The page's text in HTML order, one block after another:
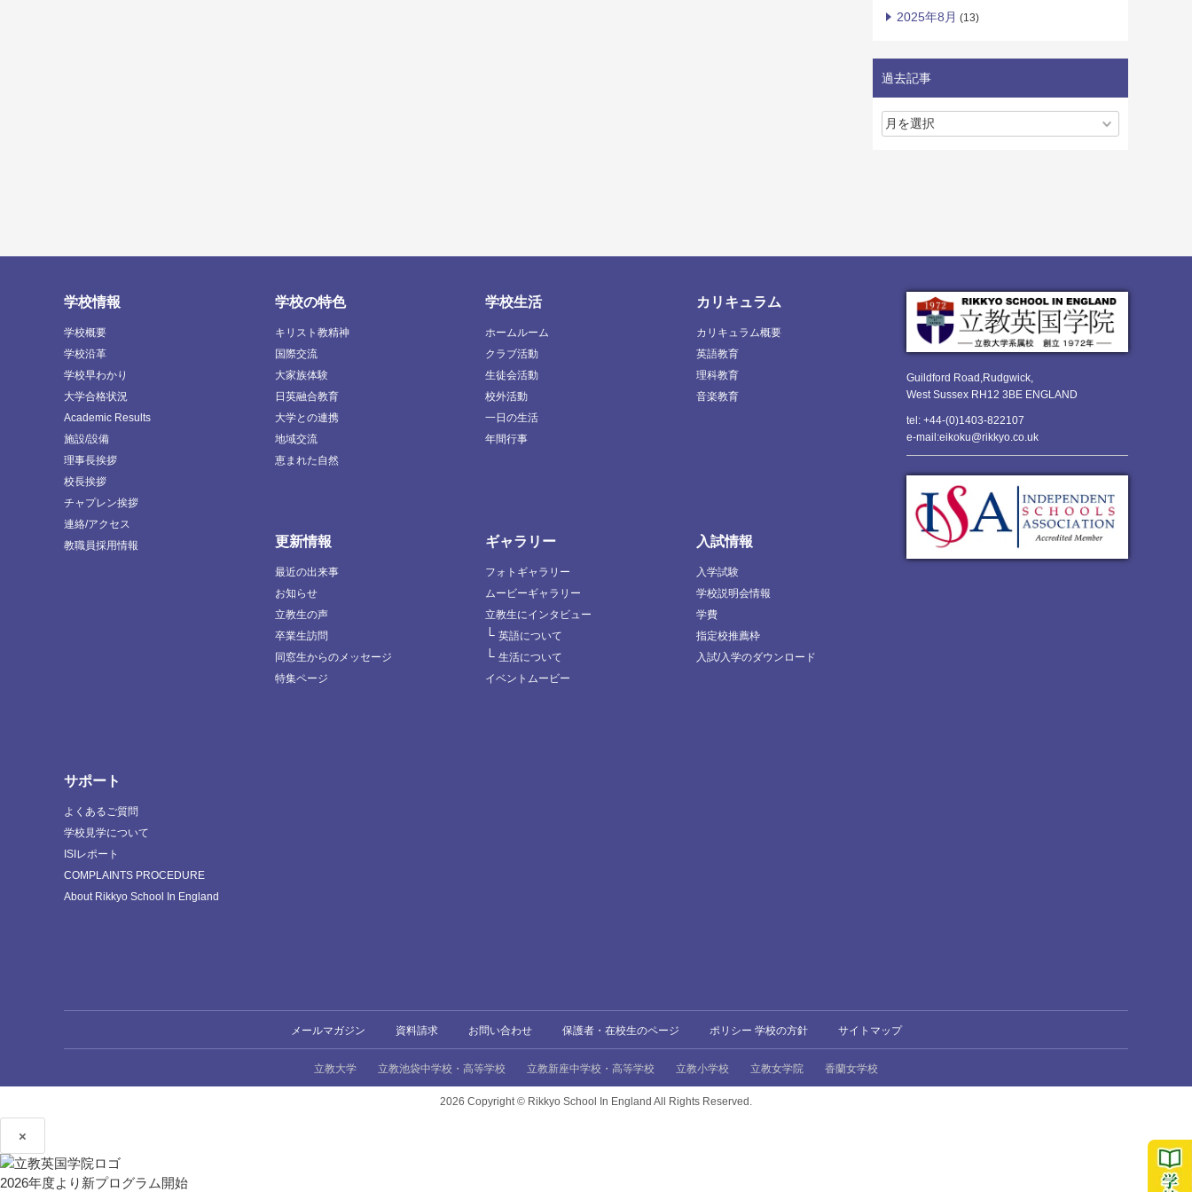
2025年8月 (13)
過去記事
Guildford Road,Rudgwick,
West Sussex RH12 3BE ENGLAND
tel: +44-(0)1403-822107
e-mail:eikoku@rikkyo.co.uk
学校情報
学校概要
学校沿革
学校早わかり
大学合格状況
Academic Results
施設/設備
理事長挨拶
校長挨拶
チャプレン挨拶
連絡/アクセス
教職員採用情報
学校の特色
キリスト教精神
国際交流
大家族体験
日英融合教育
大学との連携
地域交流
恵まれた自然
学校生活
ホームルーム
クラブ活動
生徒会活動
校外活動
一日の生活
年間行事
カリキュラム
カリキュラム概要
英語教育
理科教育
音楽教育
更新情報
最近の出来事
お知らせ
立教生の声
卒業生訪問
同窓生からのメッセージ
特集ページ
ギャラリー
フォトギャラリー
ムービーギャラリー
立教生にインタビュー
└ 英語について
└ 生活について
イベントムービー
入試情報
入学試験
学校説明会情報
学費
指定校推薦枠
入試/入学のダウンロード
サポート
よくあるご質問
学校見学について
ISIレポート
COMPLAINTS PROCEDURE
About Rikkyo School In England
メールマガジン 資料請求 お問い合わせ 保護者・在校生のページ ポリシー 学校の方針 サイトマップ
立教大学 立教池袋中学校・高等学校 立教新座中学校・高等学校 立教小学校 立教女学院 香蘭女学校
2026 Copyright © Rikkyo School In England All Rights Reserved.
×
2026年度より新プログラム開始